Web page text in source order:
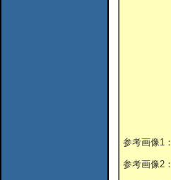
参考画像1：
参考画像2：